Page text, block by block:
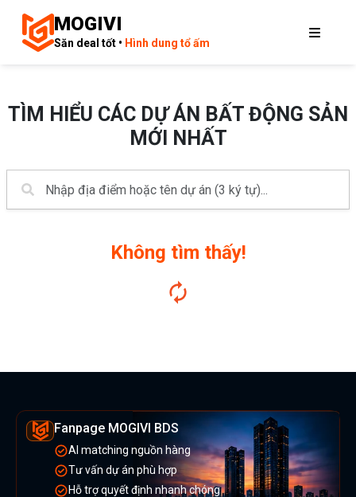
MOGIVI
Săn deal tốt • Hình dung tổ ấm
TÌM HIỂU CÁC DỰ ÁN BẤT ĐỘNG SẢN
MỚI NHẤT
Không tìm thấy!
Fanpage MOGIVI BDS
AI matching nguồn hàng
Tư vấn dự án phù hợp
Hỗ trợ quyết định nhanh chóng